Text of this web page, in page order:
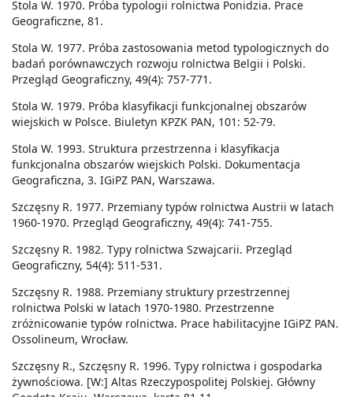
Stola W. 1970. Próba typologii rolnictwa Ponidzia. Prace
Geograficzne, 81.
Stola W. 1977. Próba zastosowania metod typologicznych do
badań porównawczych rozwoju rolnictwa Belgii i Polski.
Przegląd Geograficzny, 49(4): 757-771.
Stola W. 1979. Próba klasyfikacji funkcjonalnej obszarów
wiejskich w Polsce. Biuletyn KPZK PAN, 101: 52-79.
Stola W. 1993. Struktura przestrzenna i klasyfikacja
funkcjonalna obszarów wiejskich Polski. Dokumentacja
Geograficzna, 3. IGiPZ PAN, Warszawa.
Szczęsny R. 1977. Przemiany typów rolnictwa Austrii w latach
1960-1970. Przegląd Geograficzny, 49(4): 741-755.
Szczęsny R. 1982. Typy rolnictwa Szwajcarii. Przegląd
Geograficzny, 54(4): 511-531.
Szczęsny R. 1988. Przemiany struktury przestrzennej
rolnictwa Polski w latach 1970-1980. Przestrzenne
zróżnicowanie typów rolnictwa. Prace habilitacyjne IGiPZ PAN.
Ossolineum, Wrocław.
Szczęsny R., Szczęsny R. 1996. Typy rolnictwa i gospodarka
żywnościowa. [W:] Altas Rzeczypospolitej Polskiej. Główny